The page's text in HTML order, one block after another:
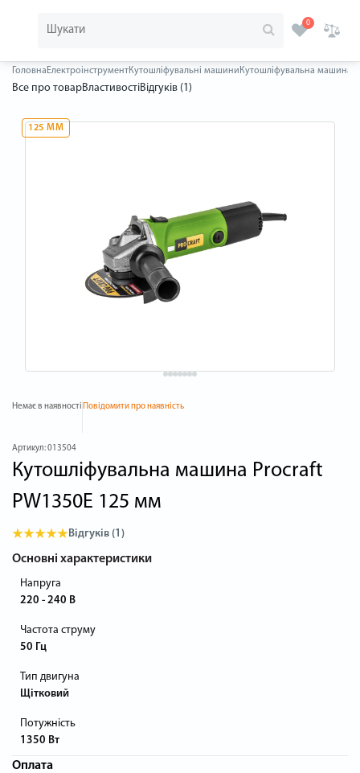
0
Головна ЕлектроінструментКутошліфувальні машини Кутошліфувальна машина
Все про товарВластивостіВідгуків (1)
125 ММ
Немає в наявності Повідомити про наявність
Артикул:013504
Кутошліфувальна машина Procraft
PW1350E 125 мм
Відгуків (1)
Основні характеристики
Напруга
220 - 240 В
Частота струму
50 Гц
Тип двигуна
Щітковий
Потужність
1350 Вт
Оплата